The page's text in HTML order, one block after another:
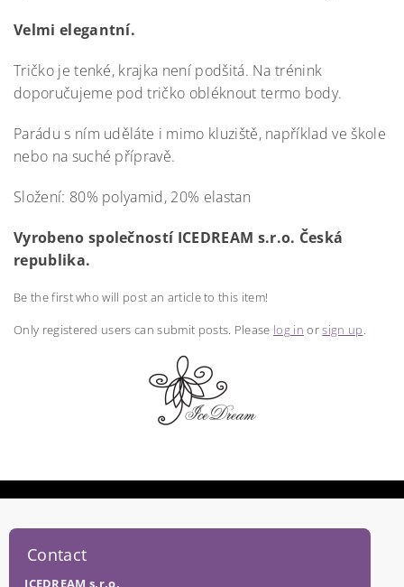
Velmi elegantní.
Tričko je tenké, krajka není podšitá. Na trénink
doporučujeme pod tričko obléknout termo body.
Parádu s ním uděláte i mimo kluziště, například ve škole
nebo na suché přípravě.
Složení: 80% polyamid, 20% elastan
Vyrobeno společností ICEDREAM s.r.o. Česká
republika.
Be the first who will post an article to this item!
Only registered users can submit posts. Please log in orsign up.
Contact
ICEDREAM s.r.o.